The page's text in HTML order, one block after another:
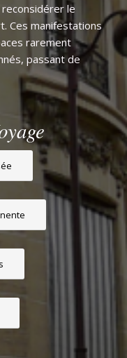
reconsidérer le
Ces manifestations
rarement
passant de